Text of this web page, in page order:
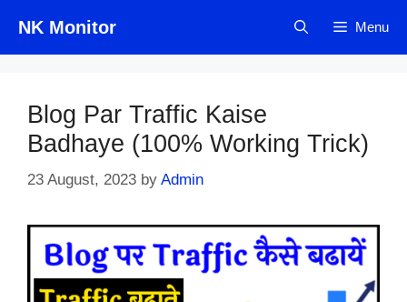
content
NK Monitor Menu
Blog Par Traffic Kaise
Badhaye (100% Working Trick)
23 August, 2023 by Admin